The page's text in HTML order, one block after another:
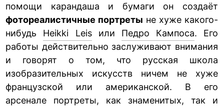
помощи карандаша и бумаги он создаёт
фотореалистичные портреты не хуже какого-
нибудь Heikki Leisили Педро Кампоса. Его
работы действительно заслуживают внимания
и говорят о том, что русская школа
изобразительных искусств ничем не хуже
французской или американской. В его
арсенале портреты, как знаменитых, так и